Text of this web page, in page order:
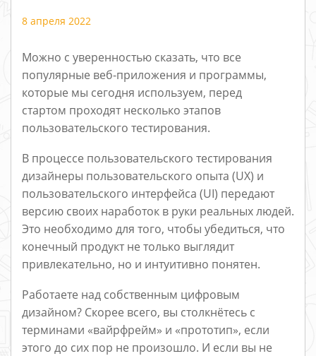
8 апреля 2022
Можно с уверенностью сказать, что все
популярные веб-приложения и программы,
которые мы сегодня используем, перед
стартом проходят несколько этапов
пользовательского тестирования.
В процессе пользовательского тестирования
дизайнеры пользовательского опыта (UX) и
пользовательского интерфейса (UI) передают
версию своих наработок в руки реальных людей.
Это необходимо для того, чтобы убедиться, что
конечный продукт не только выглядит
привлекательно, но и интуитивно понятен.
Работаете над собственным цифровым
дизайном? Скорее всего, вы столкнётесь с
терминами «вайрфрейм» и «прототип», если
этого до сих пор не произошло. И если вы не